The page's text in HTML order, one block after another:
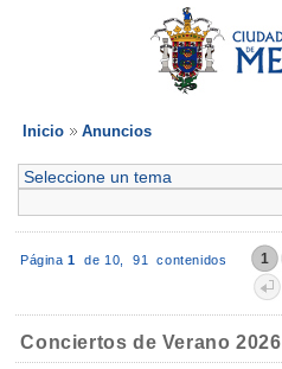
Inicio Anuncios
Página 1 de 10, 91 contenidos 1
Conciertos de Verano 2026